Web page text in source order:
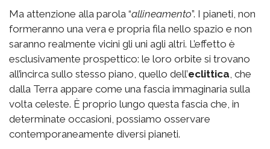
Ma attenzione alla parola “allineamento”. I pianeti, non
formeranno una vera e propria fila nello spazio e non
saranno realmente vicini gli uni agli altri. L’effetto è
esclusivamente prospettico: le loro orbite si trovano
all’incirca sullo stesso piano, quello dell’eclittica , che
dalla Terra appare come una fascia immaginaria sulla
volta celeste. È proprio lungo questa fascia che, in
determinate occasioni, possiamo osservare
contemporaneamente diversi pianeti.